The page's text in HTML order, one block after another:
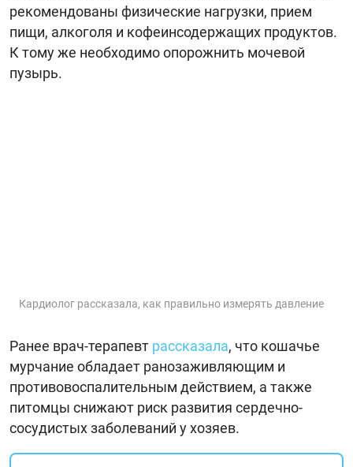
рекомендованы физические нагрузки, прием
пищи, алкоголя и кофеинсодержащих продуктов.
К тому же необходимо опорожнить мочевой
пузырь.
Кардиолог рассказала, как правильно измерять давление
Ранее врач-терапевт рассказала, что кошачье
мурчание обладает ранозаживляющим и
противовоспалительным действием, а также
питомцы снижают риск развития сердечно-
сосудистых заболеваний у хозяев.